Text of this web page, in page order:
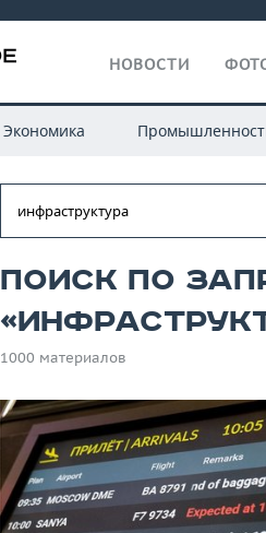
НОВОСТИ
Экономика
Поиск по
1000 материалов